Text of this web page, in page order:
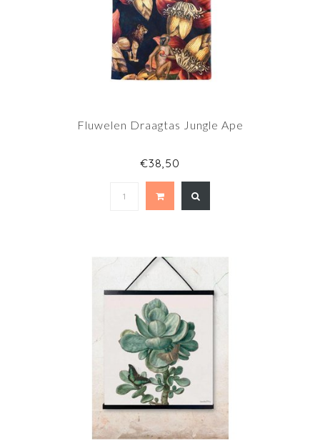
Fluwelen Draagtas Jungle Ape
€38,50